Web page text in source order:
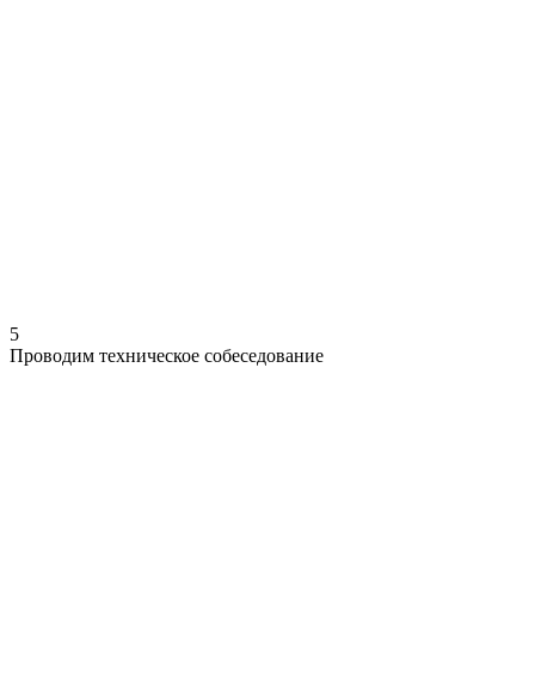
5
Проводим техническое собеседование